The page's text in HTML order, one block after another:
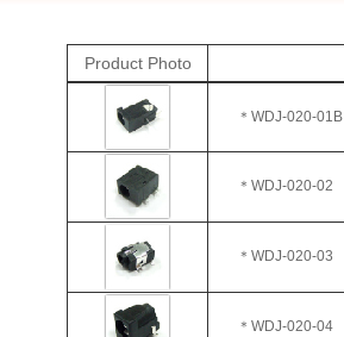
Product Photo
＊WDJ-020-01B
＊WDJ-020-02
＊WDJ-020-03
＊WDJ-020-04